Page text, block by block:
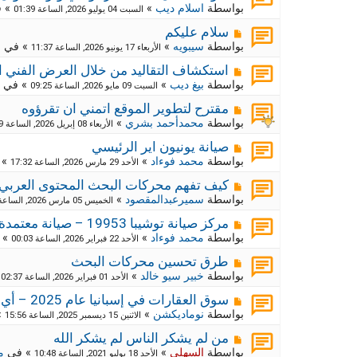
ك
ة
ج
د
د
ة
ش
ر
ك
ة
ج
د
ة
بواسطة اسلام ديب » السبت 04 يوليو 2026, الساعة 01:39
»
م
ش
ر
ك
ة
ج
د
د
ة
سلام عليكم
بواسطة سيبويه » الأربعاء 17 يونيو 2026, الساعة 11:37 » في
م
ش
ك
ة
ج
د
د
ة
استكشاف التقاليد من خلال العرض الفني
بواسطة بيغ ديب » السبت 09 مايو 2026, الساعة 09:25
» في
م
ش
ر
ك
ة
ج
د
ة
مقترح لتطوير الموقع اتمني ان تقرؤوه
بواسطة محمدأحمد بشري » الأربعاء 08 إبريل 2026, الساعة 09:29
م
ش
ر
ك
ة
ج
د
د
ة
صيانة يونيون اير الرئيسي
بواسطة محمد فوءاد » الأحد 29 مارس 2026, الساعة 17:32
م
ش
ك
ة
ج
د
د
ة
كيف تفهم محركات البحث المحتوى
بواسطة سميرعبدالمقصود » الخميس 05 مارس 2026, الساعة 10:55
م
ش
ر
ك
ة
ج
د
ة
مركز صيانة توشيبا 19953 – صيانة معتمدة وموثوقة لجميع أجهزة توشيبا
بواسطة محمد فوءاد » الأحد 22 فبراير 2026, الساعة 00:03
م
ش
ر
ك
ة
ج
د
طرق تحسين محركات البحث
بواسطة خبير سيو خالد » الأحد 01 فبراير 2026, الساعة 02:37
م
ش
ك
سوق العقارات في إسبانيا عام 2025 – أي المناطق تبدو الأكثر استقرارًا؟
بواسطة نوماديكشن » الاثنين 15 ديسمبر 2025, الساعة 15:56
م
ش
من لم يشكر الناس لم يشكر الله
بواسطة السهلي » الأحد 18 يوليو 2021, الساعة 10:48 » في